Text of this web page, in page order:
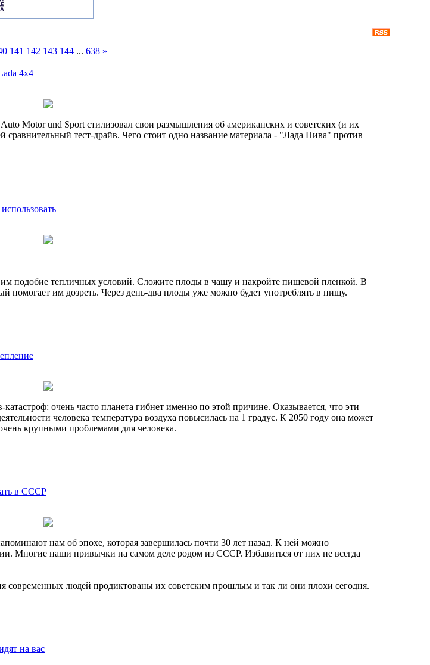
141 142 143 144 ... 638 »
4x4
Motor und Sport стилизовал свои размышления об американских и советских (и их
тест-драйв. Чего стоит одно название материала - "Лада Нива" против
подобие тепличных условий. Сложите плоды в чашу и накройте пищевой пленкой. В
помогает им дозреть. Через день-два плоды уже можно будет употреблять в пищу.
очень часто планета гибнет именно по этой причине. Оказывается, что эти
человека температура воздуха повысилась на 1 градус. К 2050 году она может
крупными проблемами для человека.
в СССР
нам об эпохе, которая завершилась почти 30 лет назад. К ней можно
Многие наши привычки на самом деле родом из СССР. Избавиться от них не всегда
современных людей продиктованы их советским прошлым и так ли они плохи сегодня.
на вас